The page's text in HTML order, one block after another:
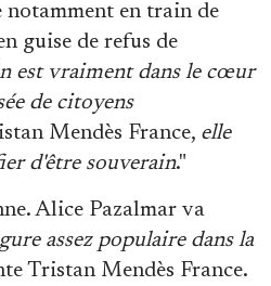
notamment en train de
guise de refus de
est vraiment dans le cœur
de citoyens
Mendès France, elle
d'être souverain."
Alice Pazalmar va
assez populaire dans la
Tristan Mendès France.